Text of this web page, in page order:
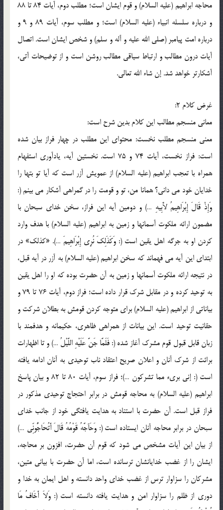
محاجه ابراهيم (عليه السلام) و قوم ايشان است؛ مطلب دوم، آيات 84 تا 88
و درباره سلسله انبياء (عليه السلام) است؛ و مطلب سوم، آيات 89 و 9 و
درباره امت پيامبر (صلي الله عليه و آله و سلم) و شخص ايشان است. اتصال
آيات درون مطالب و ارتباط سياقي مطالب روشن است و از توضيحات آتي،
آشکارتر خواهد شد. إن شاء الله تعالي.
غرض کلام 2:
معاني منسجم مطالب اين کلام بدين شرح است:
معني منسجم مطلب نخست: محتواي اين مطلب در چهار فراز بيان شده
است: فراز نخست، آيات 74 و 75 است. نخستين آيه، يادآوري استفهام
همراه با تعجب ابراهيم (عليه السلام) از عمويش آزر است که آيا تو بتها را
خدايان خود مي داني؟ همانا من، تو و قومت را در گمراهي آشکار مي بينم (:
وَإِذْ قَالَ إِبْرَاهِيمُ لأَبِيهِ …) و دومين آيه اين فراز، سخن خداي سبحان با
مضمون ارائه ملکوت آسمانها و زمين به ابراهيم (عليه السلام) با هدف وارد
کردن او به جرگه اهل يقين است (: وَكَذَلِكَ نُرِي إِبْرَاهِيمَ …). «کذلک» در
ابتداي اين آيه مي فهماند که سخن ابراهيم (عليه السلام) به آزر در آيه قبل،
در نتيجه ارائه ملکوت آسمانها و زمين به آن حضرت بوده که او را اهل يقين
به توحيد کرده و در مقابل شرک قرار داده است؛ فراز دوم، آيات 76 تا 79 و
بياناتي از ابراهيم (عليه السلام) براي متوجه کردن قومش به بطلان شرکت و
حقانيت توحيد است. اين بيانات از همراهي ظاهري، حکيمانه و هدفمند با
زبان قابل قبول قوم مشرک آغاز شده (: فَلَمَّا جَنَّ عَلَيْهِ اللَّيْلُ …) و تا اظهارات
برائت از شرک آنان و اعلان صريح اعتقاد ناب توحيدي به آنان ادامه يافته
است (: إني بريء مما تشرکون …)؛ فراز سوم، آيات 80 تا 82 و بيان پاسخ
ابراهيم (عليه السلام) به محاجه قومش در برابر احتجاج توحيدي مذکور در
فراز قبل است. آن حضرت با استناد به هدايت يافتگي خود از جانب خداي
سبحان در برابر محاجه آنان ايستاده است (: وَحَآجَّهُ قَوْمُهُ قَالَ أَتُحَاجُّونِّي …)
از بيان اين آيات مشخص مي شود که قوم آن حضرت، افزون بر محاجه،
ايشان را از غضب خدايانشان ترسانده است، اما آن حضرت با بياني متين،
مشرکان را سزاوار ترس از غضب خداي واحد دانسته و اهل ايمان به خدا و
دوري از ظلم را سزاوار امن و هدايت يافته دانسته است (: وَلاَ أَخَافُ مَا